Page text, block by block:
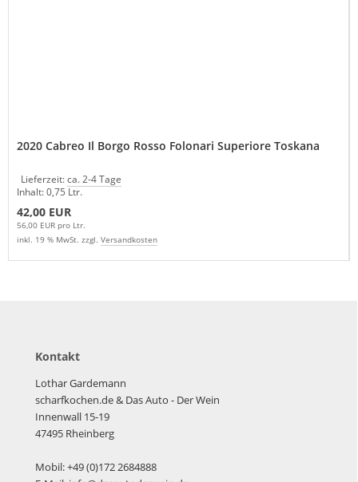
2020 Cabreo Il Borgo Rosso Folonari Superiore Toskana
Lieferzeit:ca. 2-4 Tage
Inhalt: 0,75 Ltr.
42,00 EUR
56,00 EUR pro Ltr.
inkl. 19 % MwSt. zzgl. Versandkosten
Kontakt
Lothar Gardemann
scharfkochen.de& Das Auto - Der Wein
Innenwall 15-19
47495 Rheinberg
Mobil: +49 (0)172 2684888